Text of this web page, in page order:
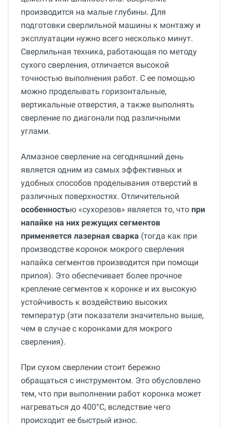
производится на малые глубины. Для
подготовки сверлильной машины к монтажу и
эксплуатации нужно всего несколько минут.
Сверлильная техника, работающая по методу
сухого сверления, отличается высокой
точностью выполнения работ. С ее помощью
можно проделывать горизонтальные,
вертикальные отверстия, а также выполнять
сверление по диагонали под различными
углами.
Алмазное сверление на сегодняшний день
является одним из самых эффективных и
удобных способов проделывания отверстий в
различных поверхностях. Отличительной
особенностью «сухорезов» является то, что при
напайке на них режущих сегментов
применяется лазерная сварка (тогда как при
производстве коронок мокрого сверления
напайка сегментов производится при помощи
припоя). Это обеспечивает более прочное
крепление сегментов к коронке и их высокую
устойчивость к воздействию высоких
температур (эти показатели значительно выше,
чем в случае с коронками для мокрого
сверления).
При сухом сверлении стоит бережно
обращаться с инструментом. Это обусловлено
тем, что при выполнении работ коронка может
нагреваться до 400°С, вследствие чего
происходит ее быстрый износ.